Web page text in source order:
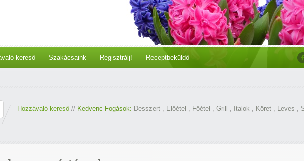
kereső Szakácsaink Regisztrálj! Receptbeküldő
Hozzávaló kereső // Kedvenc Fogások: Desszert , Előétel , Főétel , Grill , Italok , Köret , Leves ,